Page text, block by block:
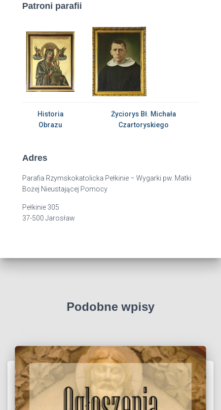
Patroni parafii
Historia
Obrazu
Życiorys Bł. Michała
Czartoryskiego
Adres
Parafia Rzymskokatolicka Pełkinie – Wygarki pw. Matki
Bożej Nieustającej Pomocy
Pełkinie 305
37-500 Jarosław
Podobne wpisy